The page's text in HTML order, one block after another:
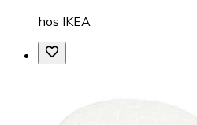
hos IKEA